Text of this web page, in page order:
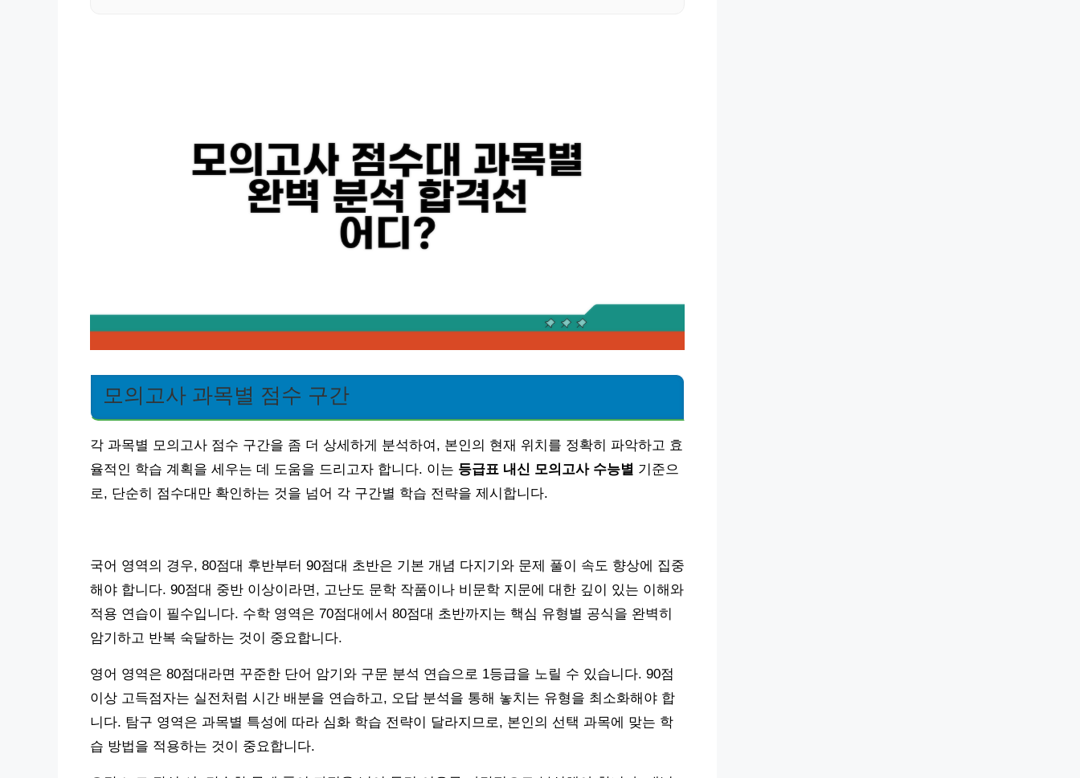
모의고사 과목별 점수 구간
각 과목별 모의고사 점수 구간을 좀 더 상세하게 분석하여, 본인의 현재 위치를 정확히 파악하고 효
율적인 학습 계획을 세우는 데 도움을 드리고자 합니다. 이는 등급표 내신 모의고사 수능별 기준으
로, 단순히 점수대만 확인하는 것을 넘어 각 구간별 학습 전략을 제시합니다.
국어 영역의 경우, 80점대 후반부터 90점대 초반은 기본 개념 다지기와 문제 풀이 속도 향상에 집중
해야 합니다. 90점대 중반 이상이라면, 고난도 문학 작품이나 비문학 지문에 대한 깊이 있는 이해와
적용 연습이 필수입니다. 수학 영역은 70점대에서 80점대 초반까지는 핵심 유형별 공식을 완벽히
암기하고 반복 숙달하는 것이 중요합니다.
영어 영역은 80점대라면 꾸준한 단어 암기와 구문 분석 연습으로 1등급을 노릴 수 있습니다. 90점
이상 고득점자는 실전처럼 시간 배분을 연습하고, 오답 분석을 통해 놓치는 유형을 최소화해야 합
니다. 탐구 영역은 과목별 특성에 따라 심화 학습 전략이 달라지므로, 본인의 선택 과목에 맞는 학
습 방법을 적용하는 것이 중요합니다.